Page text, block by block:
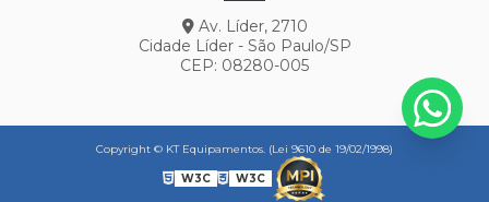
BOTA PVC DE CANO CURTO
BOTINA AMARRAR BICO PVC REF. 10VB41
BOTINA ELÁSTICO C/BICO AÇO REF. 90B19A
Av. Líder, 2710
Cidade Líder - São Paulo/SP
CEP: 08280-005
Copyright © KT Equipamentos. (Lei 9610 de 19/02/1998)
W3C W3C